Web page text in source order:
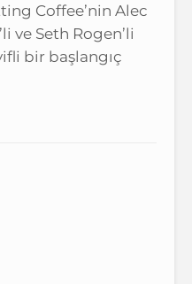
Coffee’nin Alec
ve Seth Rogen’li
bir başlangıç